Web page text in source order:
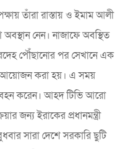
তাঁরা রাস্তায় ও ইমাম আলী
নেন। নাজাফে অবস্থিত
পৌঁছানোর পর সেখানে এক
আয়োজন করা হয়। এ সময়
করেন। আহদ টিভি আরো
জন্য ইরাকের প্রধানমন্ত্রী
সারা দেশে সরকারি ছুটি